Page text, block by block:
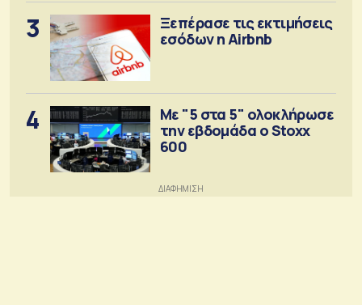
3
Ξεπέρασε τις εκτιμήσεις
εσόδων η Airbnb
4
Με "5 στα 5" ολοκλήρωσε
την εβδομάδα ο Stoxx
600